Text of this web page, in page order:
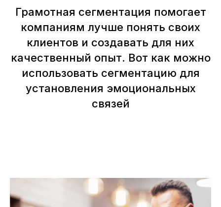
Грамотная сегментация помогает
компаниям лучше понять своих
клиентов и создавать для них
качественный опыт. Вот как можно
использовать сегментацию для
установления эмоциональных
связей
Услуги
Телефония
Блог
+7(499) 350-41-18
Профессиональное внедрение CRM
напишите нам в МАКС